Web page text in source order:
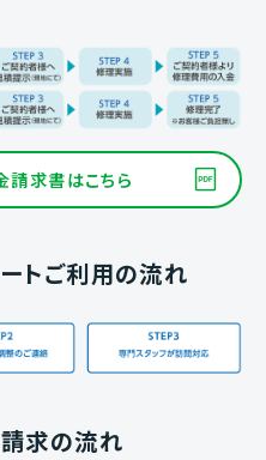
求書はこちら
トご利用の流れ
求の流れ